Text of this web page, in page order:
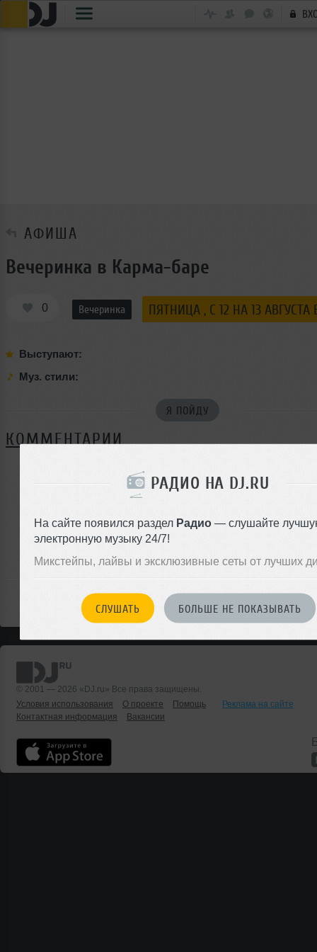
РАДИО НА DJ.RU
На сайте появился раздел Радио — слушайте
электронную музыку 24/7!
Микстейпы, лайвы и эксклюзивные сеты от лучших
СЛУШАТЬ БОЛЬШЕ НЕ ПОКАЗЫВАТЬ
АФИША
Вечеринка в Карма-баре
0 Вечеринка ПЯТНИЦА , C 12 НА 13 АВГУСТА
Выступают:
Муз. стили:
Я ПОЙДУ
КОММЕНТАРИИ
ЗАРЕГИСТРИРУЙТЕСЬ
Или
войдите на сайт
чтобы оставить комментарий
© 2001 — 2026 «DJ.ru» Все права защищены.
Условия использования
О проекте Помощь
Реклама на сайте
Контактная информация
Вакансии